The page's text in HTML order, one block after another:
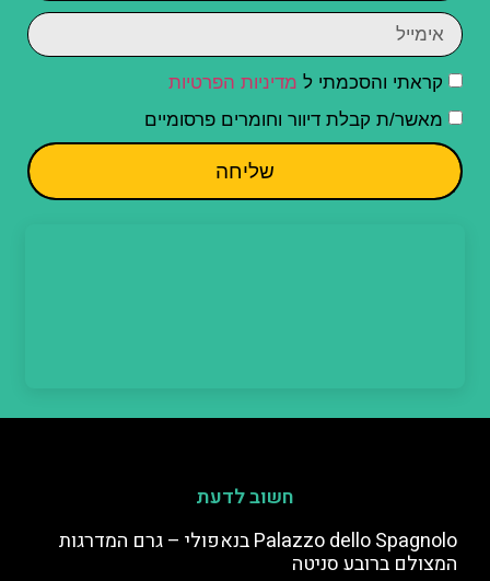
קראתי והסכמתי ל מדיניות הפרטיות
מאשר/ת קבלת דיוור וחומרים פרסומיים
שליחה
חשוב לדעת
Palazzo dello Spagnolo בנאפולי – גרם המדרגות
המצולם ברובע סניטה